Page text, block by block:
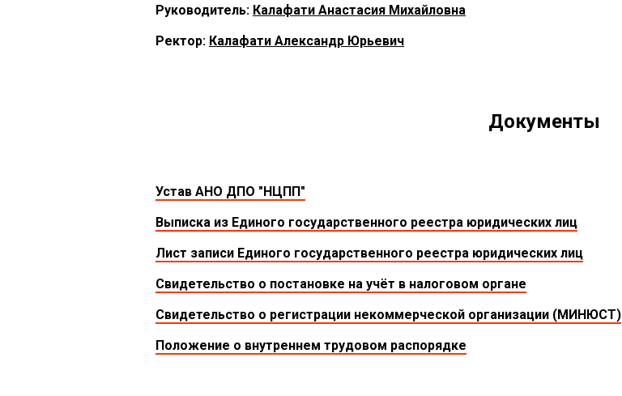
Руководитель: Калафати Анастасия Михайловна
Ректор: Калафати Александр Юрьевич
Документы
Устав АНО ДПО "НЦПП"
Выписка из Единого государственного реестра юридических лиц
Лист записи Единого государственного реестра юридических лиц
Свидетельство о постановке на учёт в налоговом органе
Свидетельство о регистрации некоммерческой организации (МИНЮСТ)
Положение о внутреннем трудовом распорядке